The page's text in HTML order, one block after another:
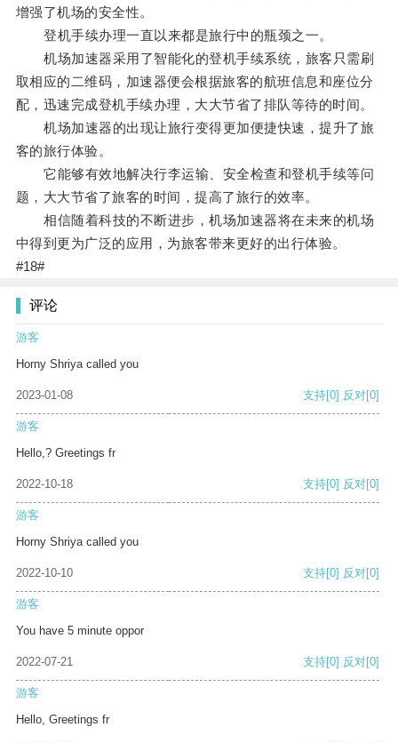
增强了机场的安全性。
登机手续办理一直以来都是旅行中的瓶颈之一。
机场加速器采用了智能化的登机手续系统，旅客只需刷
取相应的二维码，加速器便会根据旅客的航班信息和座位分
配，迅速完成登机手续办理，大大节省了排队等待的时间。
机场加速器的出现让旅行变得更加便捷快速，提升了旅
客的旅行体验。
它能够有效地解决行李运输、安全检查和登机手续等问
题，大大节省了旅客的时间，提高了旅行的效率。
相信随着科技的不断进步，机场加速器将在未来的机场
中得到更为广泛的应用，为旅客带来更好的出行体验。
#18#
评论
游客
Horny Shriya called you
2023-01-08 支持[0] 反对[0]
游客
Hello,? Greetings fr
2022-10-18 支持[0] 反对[0]
游客
Horny Shriya called you
2022-10-10 支持[0] 反对[0]
游客
You have 5 minute oppor
2022-07-21 支持[0] 反对[0]
游客
Hello, Greetings fr